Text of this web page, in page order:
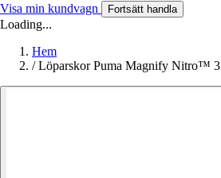
Visa min kundvagn Fortsätt handla
Loading...
Hem
/ Löparskor Puma Magnify Nitro™ 3